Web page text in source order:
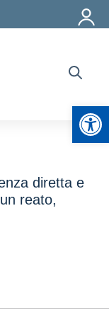
diretta e
reato,